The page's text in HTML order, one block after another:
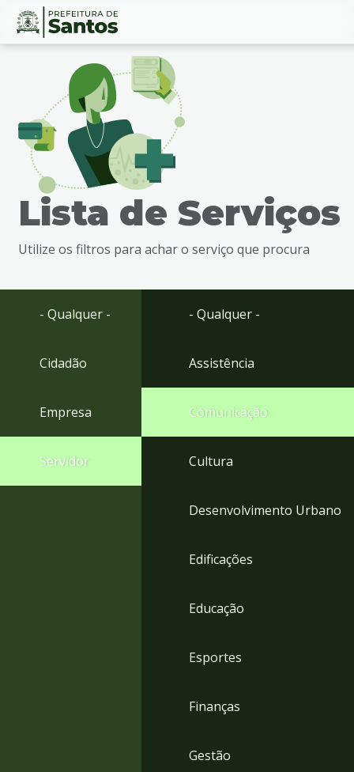
Ir
busca
Ir
Conteúdo
Lista de Serviços
Utilize os filtros para achar o serviço que procura
- Qualquer -
Cidadão
Empresa
Servidor
- Qualquer -
Assistência
Comunicação
Cultura
Desenvolvimento Urbano
Edificações
Educação
Esportes
Finanças
Gestão